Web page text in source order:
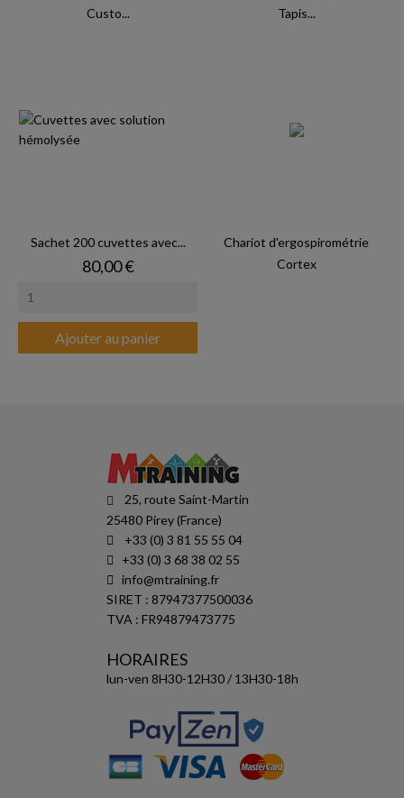
Custo...
Tapis...
Sachet 200 cuvettes avec...
Prix
80,00 €
Ajouter au panier
Chariot d'ergospirométrie
Cortex
25, route Saint-Martin
25480 Pirey (France)
+33 (0) 3 81 55 55 04
+33 (0) 3 68 38 02 55
info@mtraining.fr
SIRET : 87947377500036
TVA : FR94879473775
HORAIRES
lun-ven 8H30-12H30 / 13H30-18h